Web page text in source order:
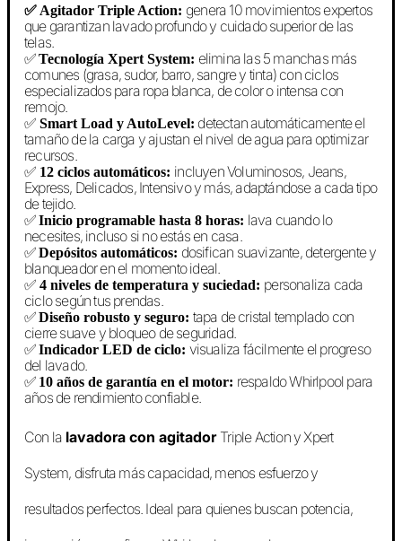
✅ Agitador Triple Action: genera 10 movimientos expertos
que garantizan lavado profundo y cuidado superior de las
telas.
✅Tecnología Xpert System: elimina las 5 manchas más
comunes (grasa, sudor, barro, sangre y tinta) con ciclos
especializados para ropa blanca, de color o intensa con
remojo.
✅ Smart Load y AutoLevel: detectan automáticamente el
tamaño de la carga y ajustan el nivel de agua para optimizar
recursos.
✅ 12 ciclos automáticos: incluyen Voluminosos, Jeans,
Express, Delicados, Intensivo y más, adaptándose a cada tipo
de tejido.
✅Inicio programable hasta 8 horas: lava cuando lo
necesites, incluso si no estás en casa.
✅Depósitos automáticos: dosifican suavizante, detergente y
blanqueador en el momento ideal.
✅ 4 niveles de temperatura y suciedad: personaliza cada
ciclo según tus prendas.
✅Diseño robusto y seguro: tapa de cristal templado con
cierre suave y bloqueo de seguridad.
✅Indicador LED de ciclo: visualiza fácilmente el progreso
del lavado.
✅ 10 años de garantía en el motor: respaldo Whirlpool para
años de rendimiento confiable.
Con la lavadora con agitador Triple Action y Xpert
System, disfruta más capacidad, menos esfuerzo y
resultados perfectos. Ideal para quienes buscan potencia,